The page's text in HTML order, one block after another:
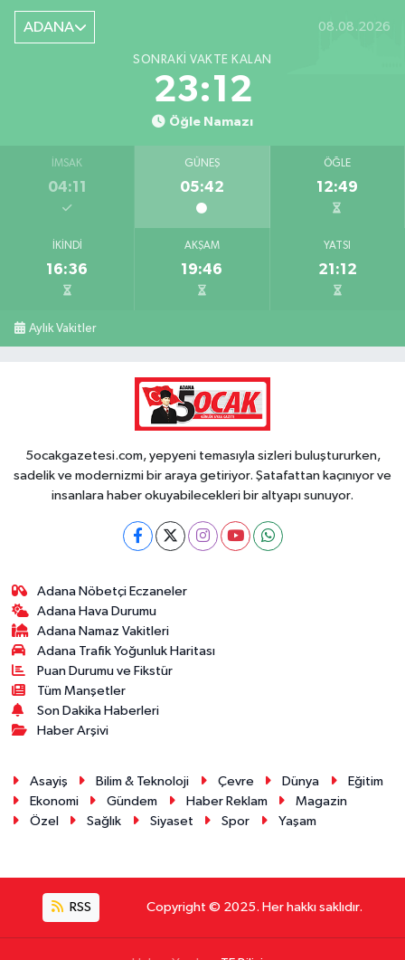
ADANA 08.08.2026
SONRAKI VAKTE KALAN
23:11
Öğle Namazı
İMSAK
04:11
GÜNEŞ
05:42
ÖĞLE
12:49
İKINDI
16:36
AKŞAM
19:46
YATSI
21:12
Aylık Vakitler
5ocakgazetesi.com, yepyeni temasıyla sizleri buluştururken,
sadelik ve modernizmi bir araya getiriyor. Şatafattan kaçınıyor ve
insanlara haber okuyabilecekleri bir altyapı sunuyor.
Adana Nöbetçi Eczaneler
Adana Hava Durumu
Adana Namaz Vakitleri
Adana Trafik Yoğunluk Haritası
Puan Durumu ve Fikstür
Tüm Manşetler
Son Dakika Haberleri
Haber Arşivi
Asayiş Bilim & Teknoloji Çevre Dünya
Eğitim
Ekonomi
Gündem Haber Reklam
Magazin
Özel
Sağlık Siyaset Spor Yaşam
RSS Copyright © 2025. Her hakkı saklıdır.